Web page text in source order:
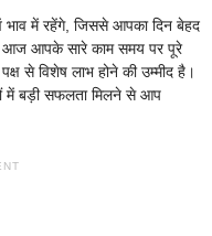
भाव में रहेंगे, जिससे आपका दिन बेहद
आपके सारे काम समय पर पूरे
से विशेष लाभ होने की उम्मीद है।
में बड़ी सफलता मिलने से आप